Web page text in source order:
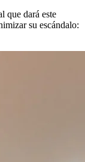
que dará este
su escándalo: